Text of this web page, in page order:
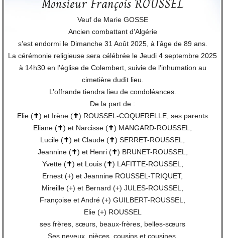
Veuf de Marie GOSSE
Ancien combattant d’Algérie
s’est endormi le Dimanche 31 Août 2025, à l’âge de 89 ans.
La cérémonie religieuse sera célébrée le Jeudi 4 septembre 2025
à 14h30 en l’église de Colembert, suivie de l’inhumation au
cimetière dudit lieu.
L’offrande tiendra lieu de condoléances.
De la part de :
Elie (✝) et Irène (✝) ROUSSEL-COQUERELLE, ses parents
Eliane (✝) et Narcisse (✝) MANGARD-ROUSSEL,
Lucile (✝) et Claude (✝) SERRET-ROUSSEL,
Jeannine (✝) et Henri (✝) BRUNET-ROUSSEL,
Yvette (✝) et Louis (✝) LAFITTE-ROUSSEL,
Ernest (+) et Jeannine ROUSSEL-TRIQUET,
Mireille (+) et Bernard (+) JULES-ROUSSEL,
Françoise et André (+) GUILBERT-ROUSSEL,
Elie (+) ROUSSEL
ses frères, sœurs, beaux-frères, belles-sœurs
Ses neveux, nièces, cousins et cousines,